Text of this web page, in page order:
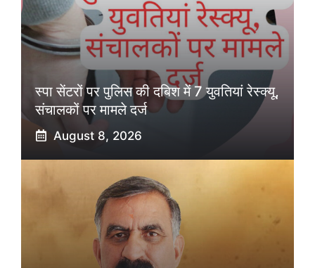
स्पा सेंटरों पर पुलिस की दबिश में 7 युवतियां रेस्क्यू,
संचालकों पर मामले दर्ज
August 8, 2026